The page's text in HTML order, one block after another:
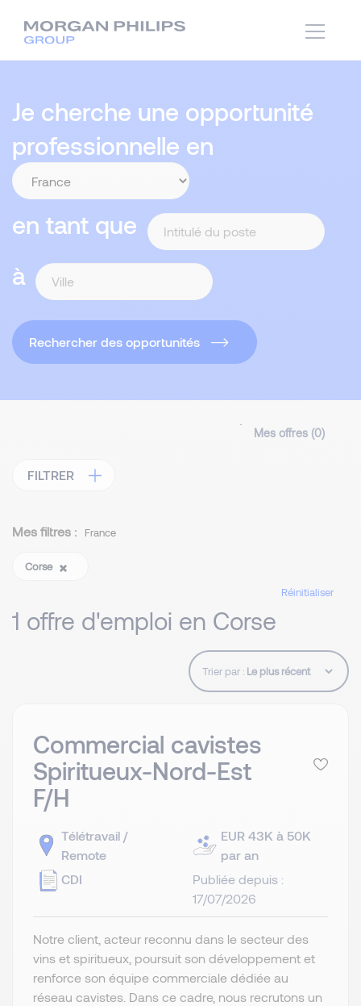
Je cherche une opportunité
professionnelle en
en tant que
à
Rechercher des opportunités
Mes offres (0)
FILTRER
Mes filtres : France
Corse
Réinitialiser
1 offre d'emploi en Corse
Trier par :
Commercial cavistes
Spiritueux-Nord-Est
F/H
Télétravail /
Remote
CDI
EUR 43K à 50K
par an
Publiée depuis :
17/07/2026
Notre client, acteur reconnu dans le secteur des
vins et spiritueux, poursuit son développement et
renforce son équipe commerciale dédiée au
réseau cavistes. Dans ce cadre, nous recrutons un